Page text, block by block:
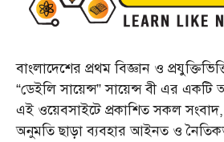
বাংলাদেশের প্রথম বিজ্ঞান ও
“ডেইলি সায়েন্স” সায়েন্স বী এর একটি
এই ওয়েবসাইটে প্রকাশিত সকল
অনুমতি ছাড়া ব্যবহার আইনত ও